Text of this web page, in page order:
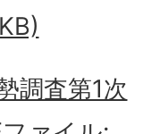
調査第1次